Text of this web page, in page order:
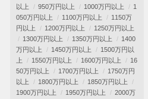
以上
950万円以上 1000万円以上
1
050万円以上
1100万円以上
1150万
円以上
1200万円以上
1250万円以上
1300万円以上
1350万円以上
1400
万円以上
1450万円以上
1500万円以
上
1550万円以上 1600万円以上
16
50万円以上
1700万円以上
1750万円
以上
1800万円以上
1850万円以上
1900万円以上
1950万円以上
2000万